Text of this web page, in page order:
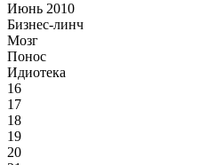
Июнь 2010
Бизнес-линч
Мозг
Понос
Идиотека
16
17
18
19
20